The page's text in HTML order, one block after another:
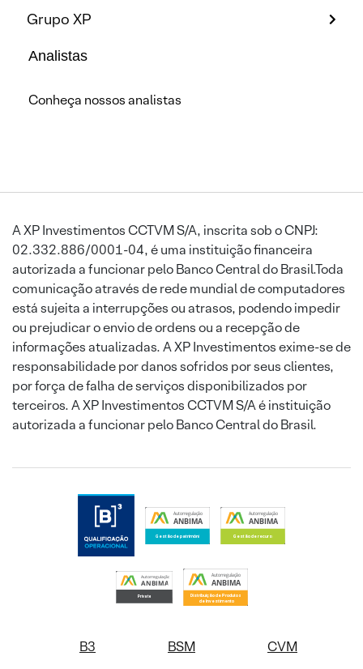
Grupo XP
Analistas
Conheça nossos analistas
A XP Investimentos CCTVM S/A, inscrita sob o CNPJ:
02.332.886/0001-04, é uma instituição financeira
autorizada a funcionar pelo Banco Central do Brasil.Toda
comunicação através de rede mundial de computadores
está sujeita a interrupções ou atrasos, podendo impedir
ou prejudicar o envio de ordens ou a recepção de
informações atualizadas. A XP Investimentos exime-se de
responsabilidade por danos sofridos por seus clientes,
por força de falha de serviços disponibilizados por
terceiros. A XP Investimentos CCTVM S/A é instituição
autorizada a funcionar pelo Banco Central do Brasil.
B3 BSM CVM